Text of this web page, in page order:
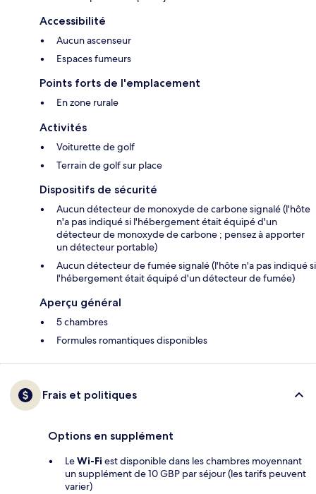
Accessibilité
Aucun ascenseur
Espaces fumeurs
Points forts de l'emplacement
En zone rurale
Activités
Voiturette de golf
Terrain de golf sur place
Dispositifs de sécurité
Aucun détecteur de monoxyde de carbone signalé (l'hôte
n'a pas indiqué si l'hébergement était équipé d'un
détecteur de monoxyde de carbone ; pensez à apporter
un détecteur portable)
Aucun détecteur de fumée signalé (l'hôte n'a pas indiqué si
l'hébergement était équipé d'un détecteur de fumée)
Aperçu général
5 chambres
Formules romantiques disponibles
Frais et politiques
Options en supplément
LeWi-Fi est disponible dans les chambres moyennant
un supplément de 10 GBP par séjour (les tarifs peuvent
varier)